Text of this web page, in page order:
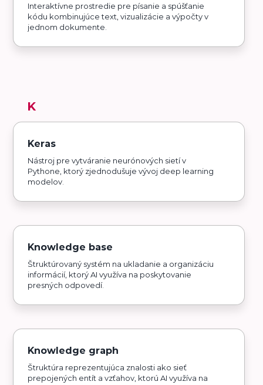
Interaktívne prostredie pre písanie a spúšťanie
kódu kombinujúce text, vizualizácie a výpočty v
jednom dokumente.
K
Keras
Nástroj pre vytváranie neurónových sietí v
Pythone, ktorý zjednodušuje vývoj deep learning
modelov.
Knowledge base
Štruktúrovaný systém na ukladanie a organizáciu
informácií, ktorý AI využíva na poskytovanie
presných odpovedí.
Knowledge graph
Štruktúra reprezentujúca znalosti ako sieť
prepojených entít a vzťahov, ktorú AI využíva na